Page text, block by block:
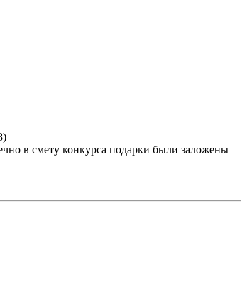
в смету конкурса подарки были заложены